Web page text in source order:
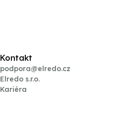
Kontakt
podpora@elredo.cz
Elredo s.r.o.
Kariéra